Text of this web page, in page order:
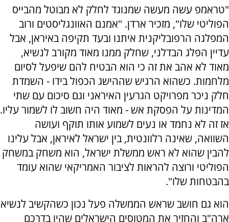
"טראמפ עשה מעשה שמנוגד לחלק לא מבוטל מהבייס
הפוליטי שלו", מזכיר ארדן. "אמנם האוונגליסטים ורוב
המפלגה הרפובליקנית איתנו ובעד תקיפה באיראן, אבל
עדיין הפלג הבדלני, שחלק ממנו מאוד מקורב לנשיא,
מאוד לא אהב את זה כי הוא הבטיח להם שיפעל לסיום
מלחמות. כשהוא הרגיש שההישג הכפול בידו - השמדת
חלק ניכר מפרויקט הגרעין האיראני וגם סיכום עם שתי
המדינות על הפסקת אש - מאוד היה חשוב לו לשמור עליו.
אז זה לא נחמד או נעים לשמוע אותו תוקף ועושה
השוואה, שאינה רלוונטית, בין ישראל לאיראן, אבל עלינו
להבין שהוא לא ראש ממשלת ישראל, הוא משחק במשחק
הפוליטי ורוצה להראות לציבור האמריקאי שהוא עומד
בהבטחות שלו".
הוא גם חושב שראש הממשלה פעל נכון כשהקשיב לנשיא
ארה"ב והחזיר את המטוסים הישראלים שהיו בדרכם